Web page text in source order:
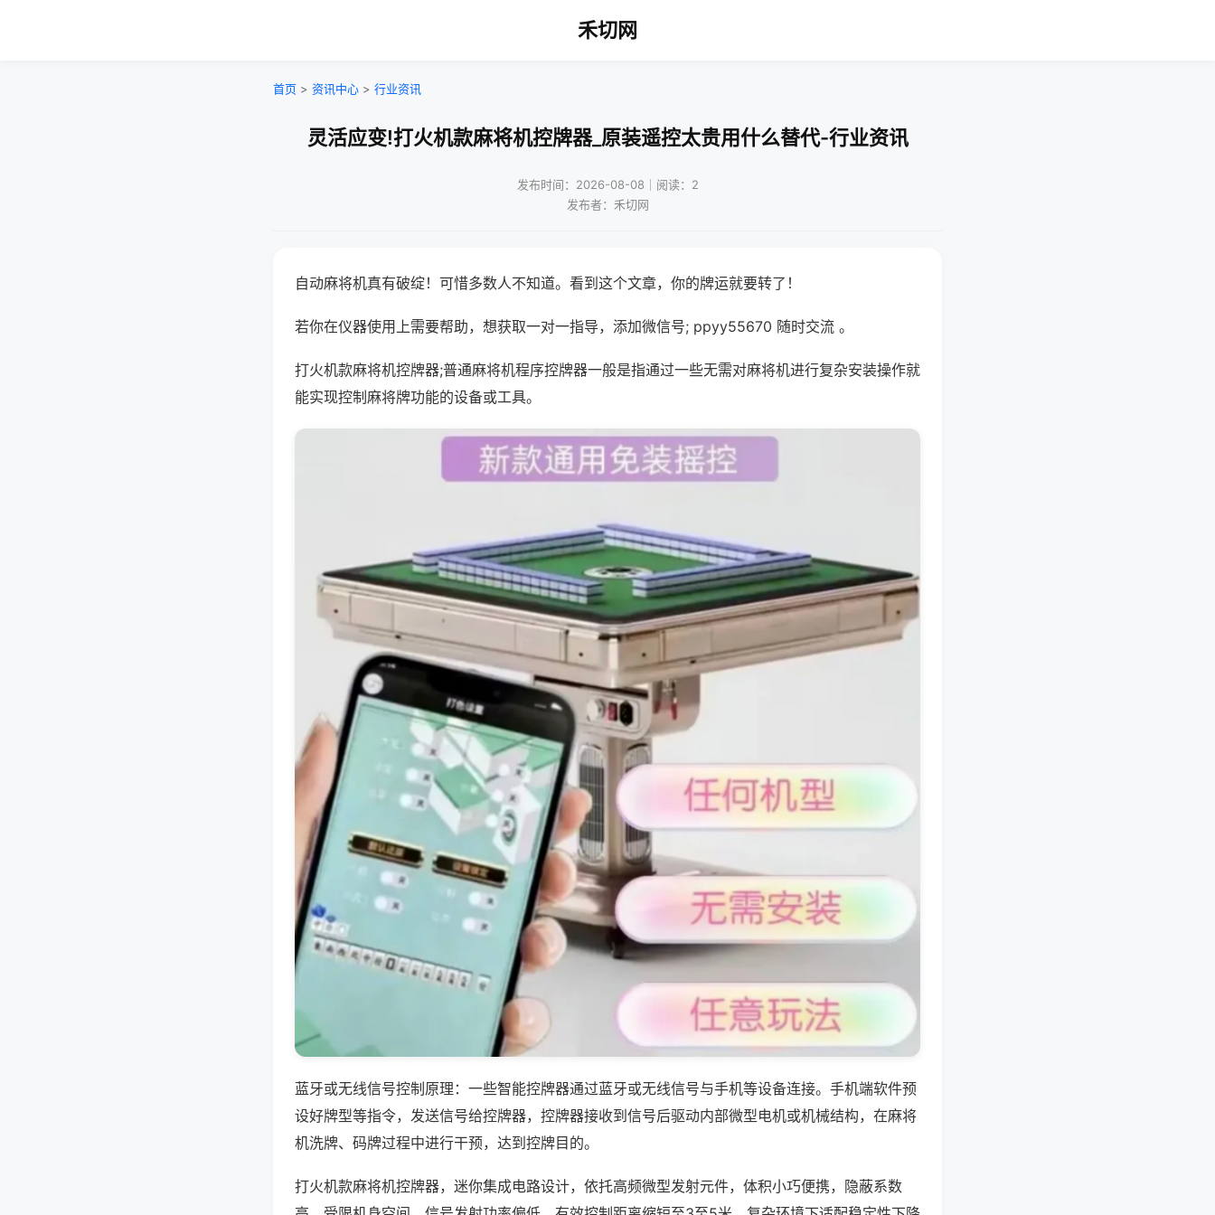
禾切网
首页 > 资讯中心 > 行业资讯
灵活应变!打火机款麻将机控牌器_原装遥控太贵用什么替代-行业资讯
发布时间：2026-08-08｜阅读：2
发布者：禾切网
自动麻将机真有破绽！可惜多数人不知道。看到这个文章，你的牌运就要转了！
若你在仪器使用上需要帮助，想获取一对一指导，添加微信号; ppyy55670 随时交流 。
打火机款麻将机控牌器;普通麻将机程序控牌器一般是指通过一些无需对麻将机进行复杂安装操作就
能实现控制麻将牌功能的设备或工具。
蓝牙或无线信号控制原理：一些智能控牌器通过蓝牙或无线信号与手机等设备连接。手机端软件预
设好牌型等指令，发送信号给控牌器，控牌器接收到信号后驱动内部微型电机或机械结构，在麻将
机洗牌、码牌过程中进行干预，达到控牌目的。
打火机款麻将机控牌器，迷你集成电路设计，依托高频微型发射元件，体积小巧便携，隐蔽系数